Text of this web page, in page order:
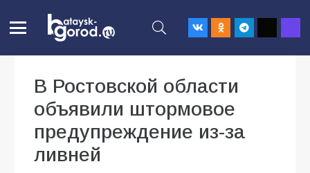
В Ростовской области
объявили штормовое
предупреждение из-за
ливней